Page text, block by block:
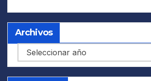
Archivos
Archivos